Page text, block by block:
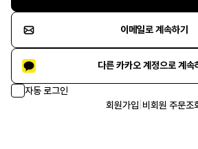
이메일로 계속하기
다른 카카오 계정으로 계속
자동 로그인
회원가입 비회원 주문조